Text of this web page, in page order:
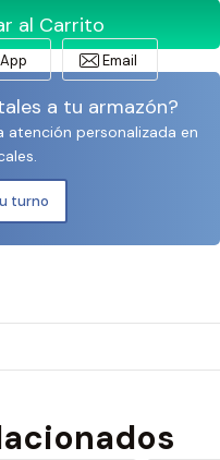
al Carrito
Email
a tu armazón?
atención personalizada en
turno